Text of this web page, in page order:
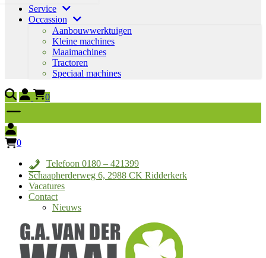
Service
Occassion
Aanbouwwerktuigen
Kleine machines
Maaimachines
Tractoren
Speciaal machines
0
0
Telefoon 0180 – 421399
Schaapherderweg 6, 2988 CK Ridderkerk
Vacatures
Contact
Nieuws